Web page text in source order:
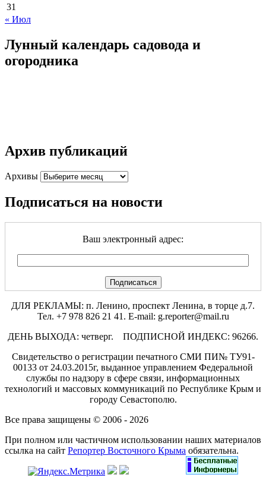
31
« Июл
Лунный календарь садовода и
огородника
Архив публикаций
Архивы
Подписаться на новости
Ваш электронный адрес:
ДЛЯ РЕКЛАМЫ: п. Ленино, проспект Ленина, в торце д.7.
Тел. +7 978 826 21 41. E-mail: g.reporter@mail.ru
ДЕНЬ ВЫХОДА: четверг. ПОДПИСНОЙ ИНДЕКС: 96266.
Свидетельство о регистрации печатного СМИ ПИ№ ТУ91-
00133 от 24.03.2015г, выданное управлением Федеральной
службы по надзору в сфере связи, информационных
технологий и массовых коммуникаций по Республике Крым и
городу Севастополю.
Все права защищены © 2006 - 2026
При полном или частичном использовании наших материалов
ссылка на сайт Репортер Восточного Крыма обязательна.